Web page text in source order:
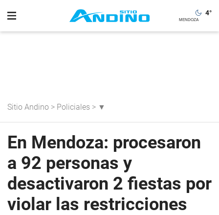
4°
Sitio Andino > Policiales > ▼
En Mendoza: procesaron
a 92 personas y
desactivaron 2 fiestas por
violar las restricciones